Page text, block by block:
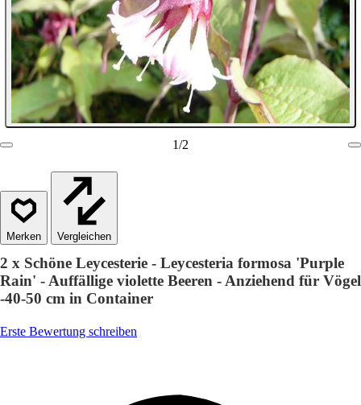
1/2
Vergleichen
2 x Schöne Leycesterie - Leycesteria formosa 'Purple
Rain' - Auffällige violette Beeren - Anziehend für Vögel
-40-50 cm in Container
Erste Bewertung schreiben